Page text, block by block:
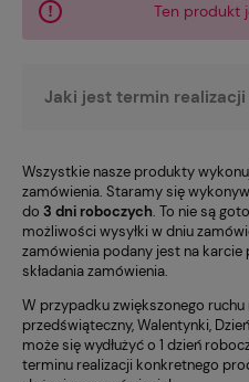
Ten produkt
Jaki jest termin realizacji
Wszystkie nasze produkty
zamówienia. Staramy się
do 3 dni roboczych. To nie są
możliwości wysyłki w dniu
zamówienia podany jest na
składania zamówienia.
W przypadku zwiększonego
przedświąteczny, Walentynki,
może się wydłużyć o 1 dzień
terminu realizacji konkretnego